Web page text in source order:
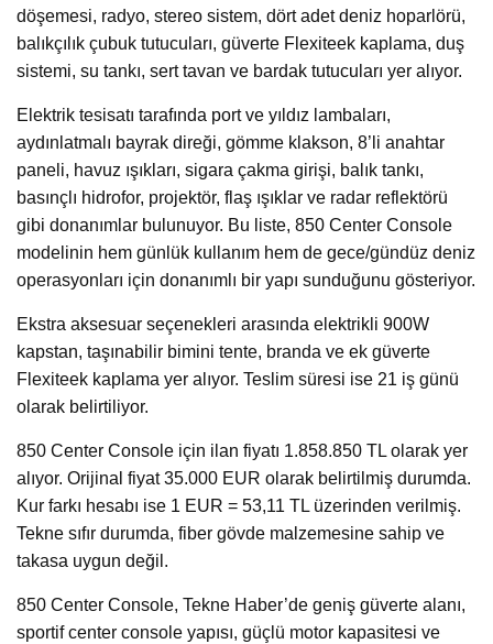
döşemesi, radyo, stereo sistem, dört adet deniz hoparlörü,
balıkçılık çubuk tutucuları, güverte Flexiteek kaplama, duş
sistemi, su tankı, sert tavan ve bardak tutucuları yer alıyor.
Elektrik tesisatı tarafında port ve yıldız lambaları,
aydınlatmalı bayrak direği, gömme klakson, 8’li anahtar
paneli, havuz ışıkları, sigara çakma girişi, balık tankı,
basınçlı hidrofor, projektör, flaş ışıklar ve radar reflektörü
gibi donanımlar bulunuyor. Bu liste, 850 Center Console
modelinin hem günlük kullanım hem de gece/gündüz deniz
operasyonları için donanımlı bir yapı sunduğunu gösteriyor.
Ekstra aksesuar seçenekleri arasında elektrikli 900W
kapstan, taşınabilir bimini tente, branda ve ek güverte
Flexiteek kaplama yer alıyor. Teslim süresi ise 21 iş günü
olarak belirtiliyor.
850 Center Console için ilan fiyatı 1.858.850 TL olarak yer
alıyor. Orijinal fiyat 35.000 EUR olarak belirtilmiş durumda.
Kur farkı hesabı ise 1 EUR = 53,11 TL üzerinden verilmiş.
Tekne sıfır durumda, fiber gövde malzemesine sahip ve
takasa uygun değil.
850 Center Console, Tekne Haber’de geniş güverte alanı,
sportif center console yapısı, güçlü motor kapasitesi ve